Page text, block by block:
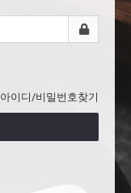
아이디/비밀번호찾기